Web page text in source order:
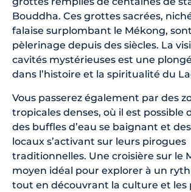
Bouddha. Ces grottes sacrées,
falaise surplombant le Mékong,
pèlerinage depuis des siècles. La
cavités mystérieuses est une
dans l’histoire et la spiritualité du
Vous passerez également par des
tropicales denses, où il est possible
des buffles d’eau se baignant et
locaux s’activant sur leurs pirogues
traditionnelles. Une croisière sur le
moyen idéal pour explorer à un
tout en découvrant la culture et les